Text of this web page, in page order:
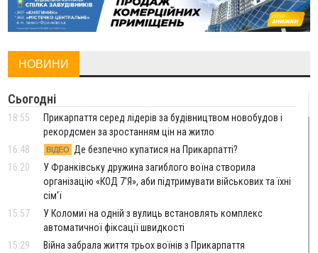
НОВИНИ
Сьогодні
18:55
Прикарпаття серед лідерів за будівництвом новобудов і
рекордсмен за зростанням цін на житло
16:48
ВІДЕО
Де безпечно купатися на Прикарпатті?
16:20
У Франківську дружина загиблого воїна створила
організацію «КОД 7'Я», аби підтримувати військових та їхні
сім'ї
15:57
У Коломиї на одній з вулиць встановлять комплекс
автоматичної фіксації швидкості
15:29
Війна забрала життя трьох воїнів з Прикарпаття